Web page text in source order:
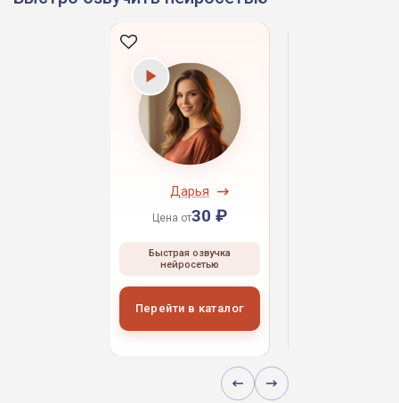
Дарья
Цена от30 ₽
Быстрая озвучка
нейросетью
Перейти в каталог